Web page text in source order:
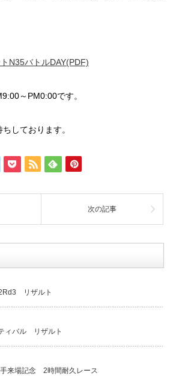
N35バトルDAY(PDF)
～PM0:00です。
しております。
次の記事
リザルト
ィバル リザルト
来場記念 2時間耐久レース